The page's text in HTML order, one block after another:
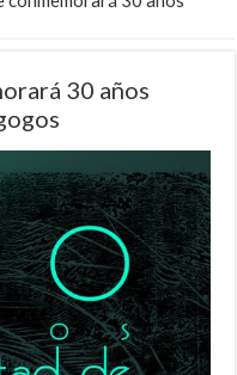
30 años